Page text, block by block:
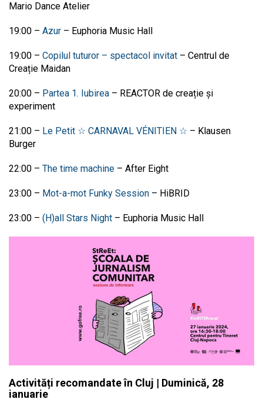
Mario Dance Atelier
19:00 – Azur – Euphoria Music Hall
19:00 – Copilul tuturor – spectacol invitat – Centrul de
Creație Maidan
20:00 – Partea 1. Iubirea – REACTOR de creație și
experiment
21:00 – Le Petit ☆ CARNAVAL VÉNITIEN ☆ – Klausen
Burger
22:00 – The time machine – After Eight
23:00 – Mot-a-mot Funky Session – HiBRID
23:00 – (H)all Stars Night – Euphoria Music Hall
Activități recomandate în Cluj | Duminică, 28
ianuarie